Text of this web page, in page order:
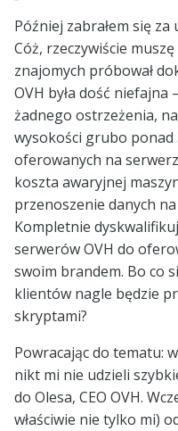
Później zabrałem się
Cóż, rzeczywiście
znajomych próbował
OVH była dość
żadnego ostrzeżenia,
wysokości grubo ponad
oferowanych na
koszta awaryjnej
przenoszenie danych
Kompletnie
serwerów OVH do
swoim brandem. Bo co
klientów nagle będzie
skryptami?
Powracając do tematu:
nikt mi nie udzieli
do Olesa, CEO OVH.
właściwie nie tylko mi)